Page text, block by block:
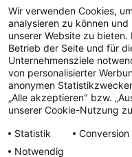
Instagram
Wir verwenden Cookies,
analysieren zu können
unserer Website zu
Betrieb der Seite und für
Unternehmensziele
von personalisierter
anonymen
„Alle akzeptieren" bzw.
unserer Cookie-Nutzung
Statistik
Notwendig